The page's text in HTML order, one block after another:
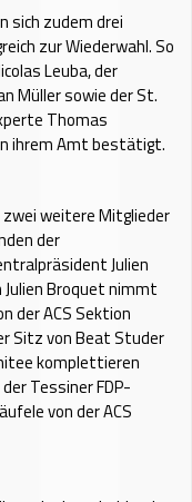
sich zudem drei
zur Wiederwahl. So
Leuba, der
Müller sowie der St.
Thomas
ihrem Amt bestätigt.
zwei weitere Mitglieder
der
Julien
Broquet nimmt
der ACS Sektion
Sitz von Beat Studer
komplettieren
Tessiner FDP-
von der ACS